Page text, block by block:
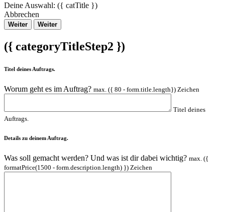
Deine Auswahl: ({ catTitle })
Abbrechen
Weiter Weiter
({ categoryTitleStep2 })
Titel deines Auftrags.
Worum geht es im Auftrag? max. ({ 80 - form.title.length}) Zeichen
Titel deines
Auftrags.
Details zu deinem Auftrag.
Was soll gemacht werden? Und was ist dir dabei wichtig? max. ({
formatPrice(1500 - form.description.length) }) Zeichen